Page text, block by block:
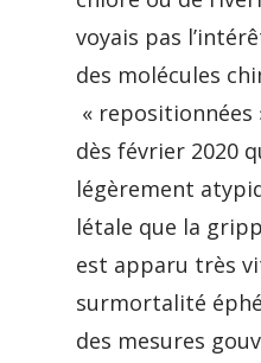
voyais pas
des molécules
« repositionnées
dès février 2020
légèrement
létale que la
est apparu très
surmortalité
des mesures